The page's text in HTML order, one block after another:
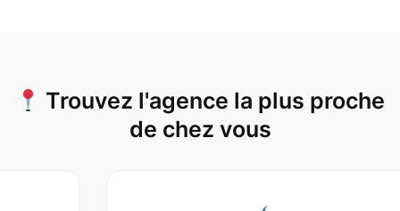
Trouvez l'agence la plus proche
de chez vous